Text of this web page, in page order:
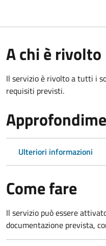
A chi è rivolto
Il servizio è rivolto a tutti i
requisiti previsti.
Ulteriori informazioni
Come fare
Il servizio può essere
documentazione prevista,